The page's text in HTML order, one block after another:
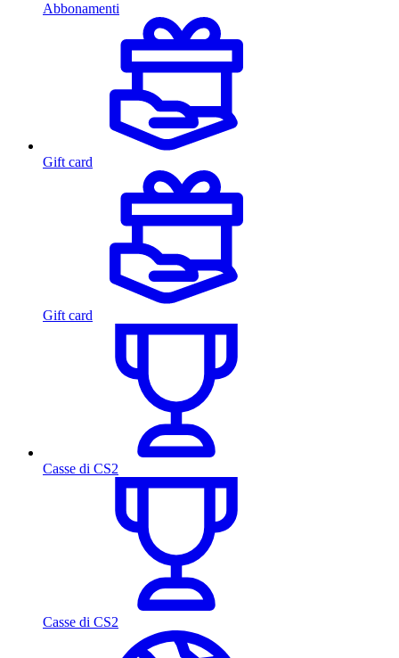
Abbonamenti
Gift card
Gift card
Casse di CS2
Casse di CS2